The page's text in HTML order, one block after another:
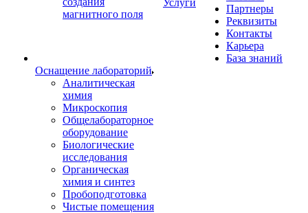
магнитного поля
Оснащение лабораторий
Аналитическая
химия
Микроскопия
Общелабораторное
оборудование
Биологические
исследования
Органическая
химия и синтез
Пробоподготовка
Чистые помещения
Услуги
Партнеры
Реквизиты
Контакты
Карьера
База знаний